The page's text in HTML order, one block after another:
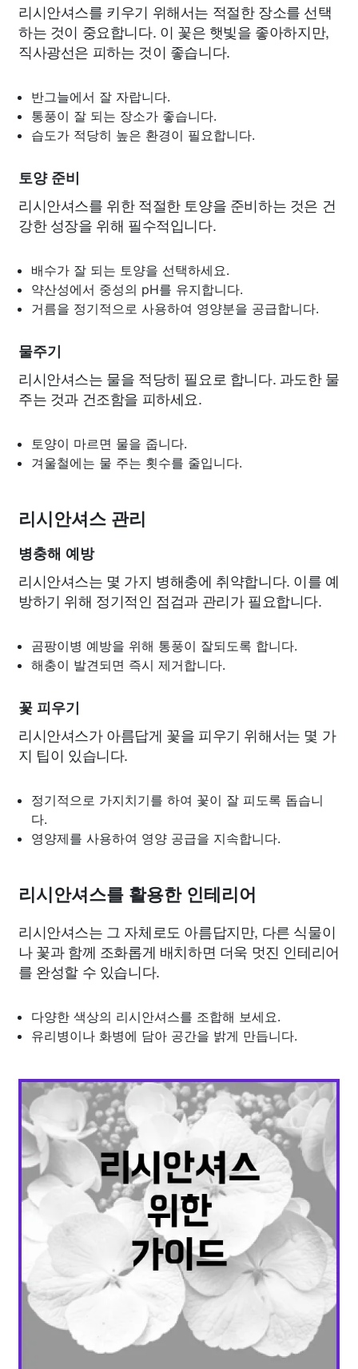
리시안셔스를 키우기 위해서는 적절한 장소를 선택
하는 것이 중요합니다. 이 꽃은 햇빛을 좋아하지만,
직사광선은 피하는 것이 좋습니다.
반그늘에서 잘 자랍니다.
통풍이 잘 되는 장소가 좋습니다.
습도가 적당히 높은 환경이 필요합니다.
토양 준비
리시안셔스를 위한 적절한 토양을 준비하는 것은 건
강한 성장을 위해 필수적입니다.
배수가 잘 되는 토양을 선택하세요.
약산성에서 중성의 pH를 유지합니다.
거름을 정기적으로 사용하여 영양분을 공급합니다.
물주기
리시안셔스는 물을 적당히 필요로 합니다. 과도한 물
주는 것과 건조함을 피하세요.
토양이 마르면 물을 줍니다.
겨울철에는 물 주는 횟수를 줄입니다.
리시안셔스 관리
병충해 예방
리시안셔스는 몇 가지 병해충에 취약합니다. 이를 예
방하기 위해 정기적인 점검과 관리가 필요합니다.
곰팡이병 예방을 위해 통풍이 잘되도록 합니다.
해충이 발견되면 즉시 제거합니다.
꽃 피우기
리시안셔스가 아름답게 꽃을 피우기 위해서는 몇 가
지 팁이 있습니다.
정기적으로 가지치기를 하여 꽃이 잘 피도록 돕습니
다.
영양제를 사용하여 영양 공급을 지속합니다.
리시안셔스를 활용한 인테리어
리시안셔스는 그 자체로도 아름답지만, 다른 식물이
나 꽃과 함께 조화롭게 배치하면 더욱 멋진 인테리어
를 완성할 수 있습니다.
다양한 색상의 리시안셔스를 조합해 보세요.
유리병이나 화병에 담아 공간을 밝게 만듭니다.